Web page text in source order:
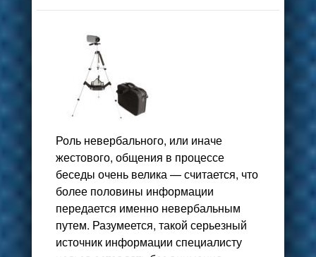
Роль невербального, или иначе
жестового, общения в процессе
беседы очень велика — считается, что
более половины информации
передается именно невербальным
путем. Разумеется, такой серьезный
источник информации специалисту